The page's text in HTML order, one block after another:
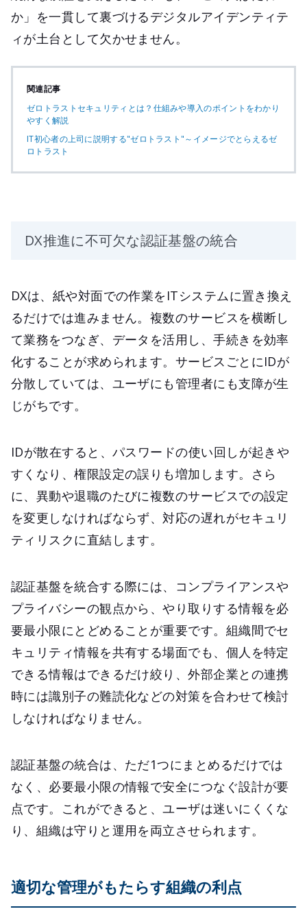
か」を一貫して裏づけるデジタルアイデンティテ
ィが土台として欠かせません。
関連記事
ゼロトラストセキュリティとは？仕組みや導入のポイントをわかり
やすく解説
IT初心者の上司に説明する"ゼロトラスト"～イメージでとらえるゼ
ロトラスト
DX推進に不可欠な認証基盤の統合
DXは、紙や対面での作業をITシステムに置き換え
るだけでは進みません。複数のサービスを横断し
て業務をつなぎ、データを活用し、手続きを効率
化することが求められます。サービスごとにIDが
分散していては、ユーザにも管理者にも支障が生
じがちです。
IDが散在すると、パスワードの使い回しが起きや
すくなり、権限設定の誤りも増加します。さら
に、異動や退職のたびに複数のサービスでの設定
を変更しなければならず、対応の遅れがセキュリ
ティリスクに直結します。
認証基盤を統合する際には、コンプライアンスや
プライバシーの観点から、やり取りする情報を必
要最小限にとどめることが重要です。組織間でセ
キュリティ情報を共有する場面でも、個人を特定
できる情報はできるだけ絞り、外部企業との連携
時には識別子の難読化などの対策を合わせて検討
しなければなりません。
認証基盤の統合は、ただ1つにまとめるだけでは
なく、必要最小限の情報で安全につなぐ設計が要
点です。これができると、ユーザは迷いにくくな
り、組織は守りと運用を両立させられます。
適切な管理がもたらす組織の利点